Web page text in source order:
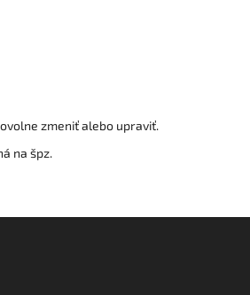
zmeniť alebo upraviť.
na špz.